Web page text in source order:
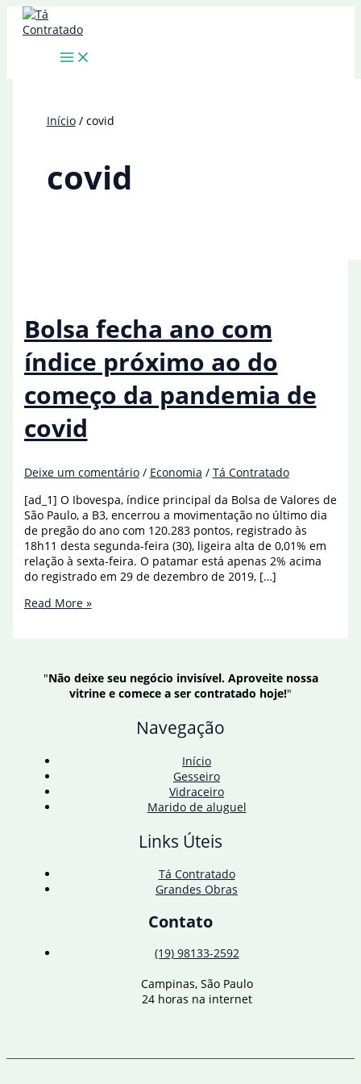
para
Início covid
covid
Bolsa fecha ano com
índice próximo ao do
começo da pandemia de
covid
Deixe um comentário / Economia / Tá Contratado
[ad_1] O Ibovespa, índice principal da Bolsa de Valores de
São Paulo, a B3, encerrou a movimentação no último dia
de pregão do ano com 120.283 pontos, registrado às
18h11 desta segunda-feira (30), ligeira alta de 0,01% em
relação à sexta-feira. O patamar está apenas 2% acima
do registrado em 29 de dezembro de 2019, […]
Bolsa
próximo
pandemia
covid
Read More »
"Não deixe seu negócio invisível. Aproveite nossa
vitrine e comece a ser contratado hoje!"
Navegação
Início
Gesseiro
Vidraceiro
Marido de aluguel
Links Úteis
Tá Contratado
Grandes Obras
Contato
(19) 98133-2592
Campinas, São Paulo
24 horas na internet